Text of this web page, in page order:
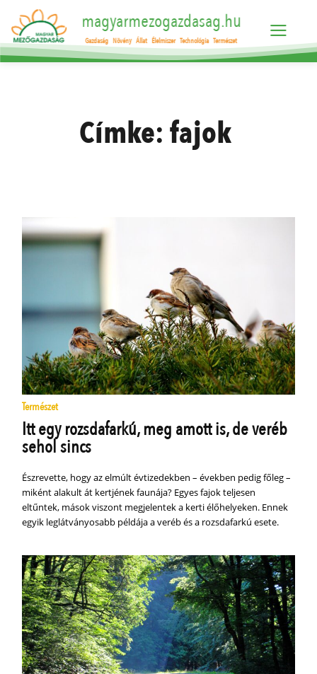
magyarmezogazdasag.hu
Gazdaság Növény Állat Élelmiszer Technológia Természet
Címke:fajok
Természet
Itt egy rozsdafarkú, meg amott is, de veréb
sehol sincs
Észrevette, hogy az elmúlt évtizedekben – években pedig főleg –
miként alakult át kertjének faunája? Egyes fajok teljesen
eltűntek, mások viszont megjelentek a kerti élőhelyeken. Ennek
egyik leglátványosabb példája a veréb és a rozsdafarkú esete.